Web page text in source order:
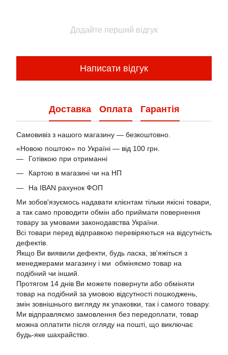
Додайте перший відгук
Написати відгук
Доставка Оплата Гарантія
Самовивіз з нашого магазину — безкоштовно.
«Новою поштою» по Україні — від 100 грн.
Готівкою при отриманні
Картою в магазині чи на НП
На IBAN рахунок ФОП
Ми зобов'язуємось надавати клієнтам тільки якісні товари,
а так само проводити обмін або приймати повернення
товару за умовами законодавства України.
Всі товари перед відправкою перевіряються на відсутність
дефектів.
Якщо Ви виявили дефекти, будь ласка, зв'яжіться з
менеджерами магазину і ми обміняємо товар на
подібний чи інший.
Протягом 14 днів Ви можете повернути або обміняти
товар на подібний за умовою відсутності пошкоджень,
змін зовнішнього вигляду як упаковки, так і самого товару.
Ми відправляємо замовлення без передоплати, товар
можна оплатити після огляду на пошті, що виключає
будь-яке шахрайство.